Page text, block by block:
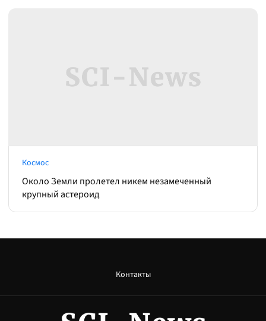
Космос
Около Земли пролетел никем незамеченный
крупный астероид
Контакты